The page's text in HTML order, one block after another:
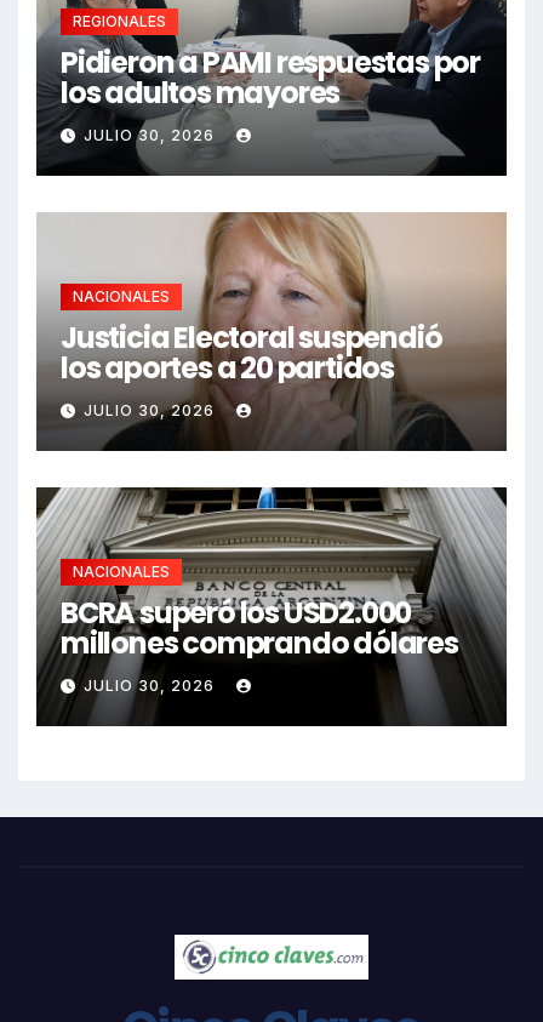
REGIONALES
Pidieron a PAMI respuestas por
los adultos mayores
JULIO 30, 2026
NACIONALES
Justicia Electoral suspendió
los aportes a 20 partidos
JULIO 30, 2026
NACIONALES
BCRA superó los USD2.000
millones comprando dólares
JULIO 30, 2026